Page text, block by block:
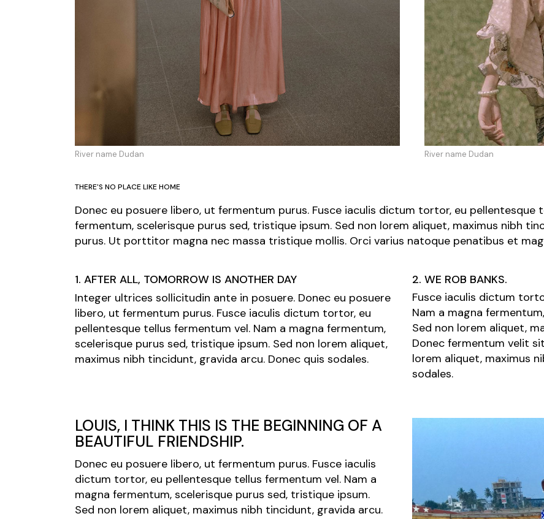
River name Dudan River name Dudan
THERE'S NO PLACE LIKE HOME
Donec eu posuere libero, ut fermentum purus. Fusce iaculis dictum tortor, eu pellentesque
fermentum, scelerisque purus sed, tristique ipsum. Sed non lorem aliquet, maximus nibh
purus. Ut porttitor magna nec massa tristique mollis. Orci varius natoque penatibus et
1. AFTER ALL, TOMORROW IS ANOTHER DAY
Integer ultrices sollicitudin ante in posuere. Donec eu posuere
libero, ut fermentum purus. Fusce iaculis dictum tortor, eu
pellentesque tellus fermentum vel. Nam a magna fermentum,
scelerisque purus sed, tristique ipsum. Sed non lorem aliquet,
maximus nibh tincidunt, gravida arcu. Donec quis sodales.
2. WE ROB BANKS.
Fusce iaculis dictum
Nam a magna
Sed non lorem aliquet,
Donec fermentum velit
lorem aliquet, maximus
sodales.
LOUIS, I THINK THIS IS THE BEGINNING OF A
BEAUTIFUL FRIENDSHIP.
Donec eu posuere libero, ut fermentum purus. Fusce iaculis
dictum tortor, eu pellentesque tellus fermentum vel. Nam a
magna fermentum, scelerisque purus sed, tristique ipsum.
Sed non lorem aliquet, maximus nibh tincidunt, gravida arcu.